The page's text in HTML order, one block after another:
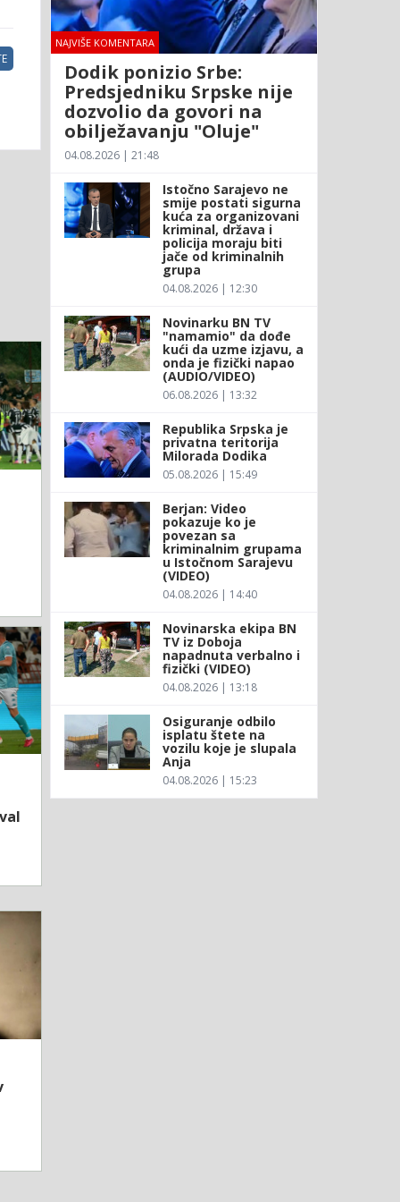
NAJVIŠE KOMENTARA
Dodik ponizio Srbe:
Predsjedniku Srpske nije
dozvolio da govori na
obilježavanju "Oluje"
04.08.2026 | 21:48
Istočno Sarajevo ne
smije postati sigurna
kuća za organizovani
kriminal, država i
policija moraju biti
jače od kriminalnih
grupa
04.08.2026 | 12:30
Novinarku BN TV
"namamio" da dođe
kući da uzme izjavu, a
onda je fizički napao
(AUDIO/VIDEO)
06.08.2026 | 13:32
Republika Srpska je
privatna teritorija
Milorada Dodika
05.08.2026 | 15:49
Berjan: Video
pokazuje ko je
povezan sa
kriminalnim grupama
u Istočnom Sarajevu
(VIDEO)
04.08.2026 | 14:40
Novinarska ekipa BN
TV iz Doboja
napadnuta verbalno i
fizički (VIDEO)
04.08.2026 | 13:18
Osiguranje odbilo
isplatu štete na
vozilu koje je slupala
Anja
04.08.2026 | 15:23